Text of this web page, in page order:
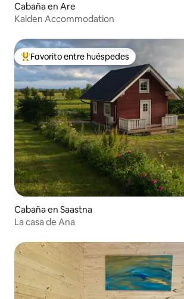
Cabaña en Are
Kalden Accommodation
De los mejores en Favorito entre huéspedes
Favorito entre huéspedes
Cabaña en Saastna
La casa de Ana